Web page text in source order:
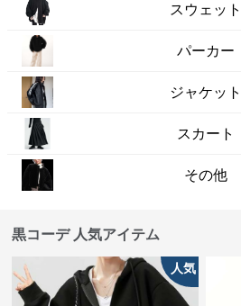
スウェット
パーカー
ジャケット
スカート
その他
黒コーデ 人気アイテム
人気